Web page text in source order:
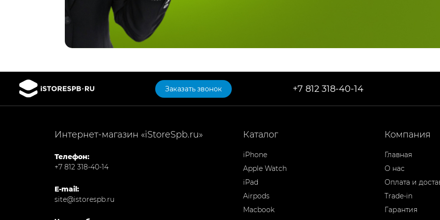
Заказать звонок +7 812 318-40-14
Интернет-магазин «iStoreSpb.ru»
Телефон:
+7 812 318-40-14
E-mail:
site@istorespb.ru
Каталог
iPhone
Apple Watch
iPad
Airpods
Macbook
Компания
Главная
О нас
Оплата и
Trade-in
Гарантия